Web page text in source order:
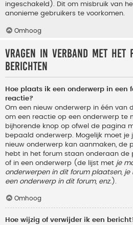
ingeschakeld). Dit om misbruik van
anonieme gebruikers te voorkomen.
Omhoog
Vragen in verband met het
berichten
Hoe plaats ik een onderwerp in een
reactie?
Om een nieuw onderwerp in één van
om een reactie op een onderwerp te
bijhorende knop op ofwel de pagina
bepaald onderwerp. Mogelijk moet je
nieuw onderwerp kan aanmaken, de
hebt in het forum staan onderaan
of in een onderwerp (de lijst met je
onderwerpen in dit forum plaatsen,
een onderwerp in dit forum, enz. ).
Omhoog
Hoe wijzig of verwijder ik een